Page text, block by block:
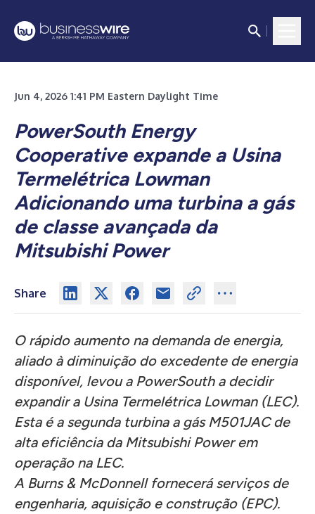
Jun 4, 2026 1:41 PM Eastern Daylight Time
PowerSouth Energy
Cooperative expande a Usina
Termelétrica Lowman
Adicionando uma turbina a gás
de classe avançada da
Mitsubishi Power
Share
O rápido aumento na demanda de energia,
aliado à diminuição do excedente de energia
disponível, levou a PowerSouth a decidir
expandir a Usina Termelétrica Lowman (LEC).
Esta é a segunda turbina a gás M501JAC de
alta eficiência da Mitsubishi Power em
operação na LEC.
A Burns & McDonnell fornecerá serviços de
engenharia, aquisição e construção (EPC).